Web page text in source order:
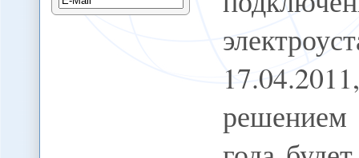
решением